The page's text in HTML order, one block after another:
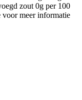
zout 0g per 100
voor meer informatie